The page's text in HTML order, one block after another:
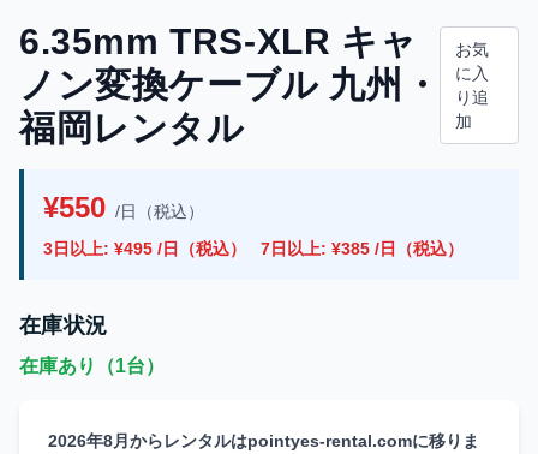
6.35mm TRS-XLR キャ
ノン変換ケーブル 九州・
福岡レンタル
お気
に入
り追
加
¥550 /日（税込）
3日以上: ¥495 /日（税込）
7日以上: ¥385 /日（税込）
在庫状況
在庫あり（1台）
2026年8月からレンタルはpointyes-rental.comに移りま